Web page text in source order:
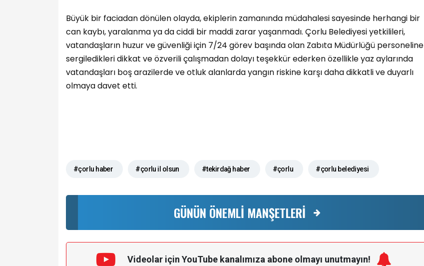
Büyük bir faciadan dönülen olayda, ekiplerin zamanında müdahalesi sayesinde herhangi bir
can kaybı, yaralanma ya da ciddi bir maddi zarar yaşanmadı. Çorlu Belediyesi yetkilileri,
vatandaşların huzur ve güvenliği için 7/24 görev başında olan Zabıta Müdürlüğü personeline
sergiledikleri dikkat ve özverili çalışmadan dolayı teşekkür ederken özellikle yaz aylarında
vatandaşları boş arazilerde ve otluk alanlarda yangın riskine karşı daha dikkatli ve duyarlı
olmaya davet etti.
#çorlu haber #çorlu il olsun #tekirdağ haber #çorlu #çorlu belediyesi
GÜNÜN ÖNEMLİ MANŞETLERİ
Videolar için YouTube kanalımıza abone olmayı unutmayın!